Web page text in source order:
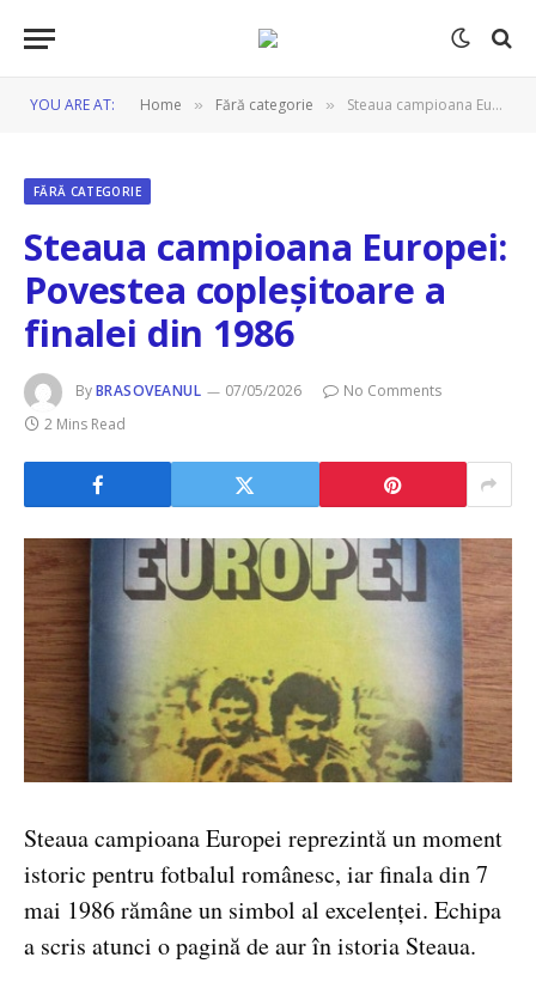
YOU ARE AT: Home » Fără categorie » Steaua campioana Europei: Povestea copleșitoare a finalei din 1986
FĂRĂ CATEGORIE
Steaua campioana Europei:
Povestea copleșitoare a
finalei din 1986
ByBRASOVEANUL 07/05/2026
No Comments
2 Mins Read
Steaua campioana Europei reprezintă un moment
istoric pentru fotbalul românesc, iar finala din 7
mai 1986 rămâne un simbol al excelenței. Echipa
a scris atunci o pagină de aur în istoria Steaua.